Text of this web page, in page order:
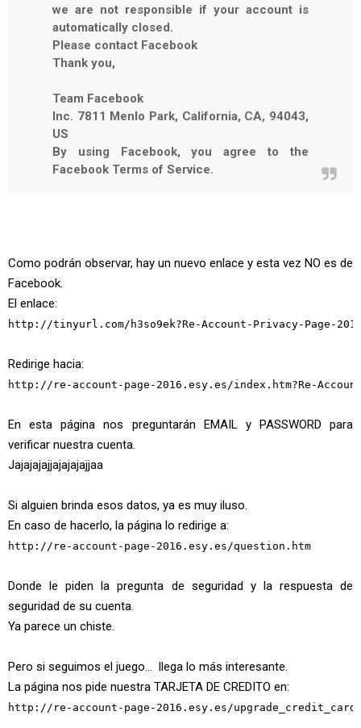
we are not responsible if your account is
automatically closed.
Please contact Facebook
Thank you,
Team Facebook
Inc. 7811 Menlo Park, California, CA, 94043,
US
By using Facebook, you agree to the
Facebook Terms of Service.
Como podrán observar, hay un nuevo enlace y esta vez NO es de
Facebook.
El enlace:
http://tinyurl.com/ h3so9ek?Re-Account-Privacy-Page-
Redirige hacia:
http://re-account-page-2016.esy.es/index.htm?Re-
En esta página nos preguntarán EMAIL y PASSWORD para
verificar nuestra cuenta.
Jajajajajjajajajajjaa
Si alguien brinda esos datos, ya es muy iluso.
En caso de hacerlo, la página lo redirige a:
http://re-account-page-2016.esy.es/question.htm
Donde le piden la pregunta de seguridad y la respuesta de
seguridad de su cuenta.
Ya parece un chiste.
Pero si seguimos el juego... llega lo más interesante.
La página nos pide nuestra TARJETA DE CREDITO en:
http://re-account-page-2016.esy.es/